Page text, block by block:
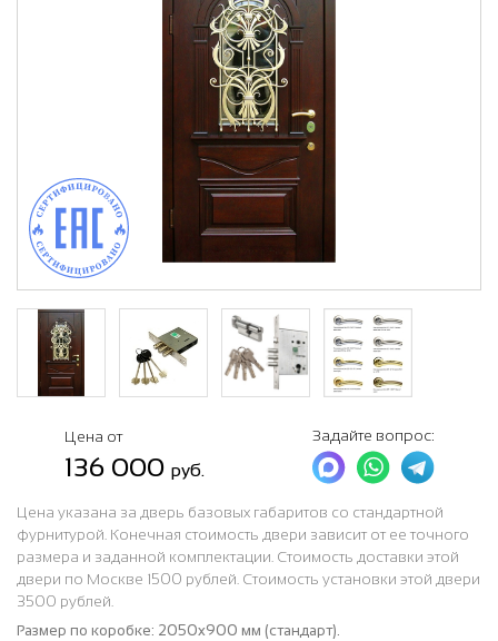
Цена от
136 000 руб.
Задайте вопрос:
Цена указана за дверь базовых габаритов со стандартной
фурнитурой. Конечная стоимость двери зависит от ее точного
размера и заданной комплектации. Стоимость доставки этой
двери по Москве 1500 рублей. Стоимость установки этой двери
3500 рублей.
Размер по коробке: 2050x900 мм (стандарт).